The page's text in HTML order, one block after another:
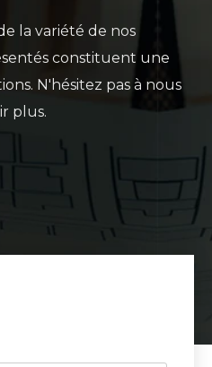
la variété de nos
constituent une
N'hésitez pas à nous
plus.